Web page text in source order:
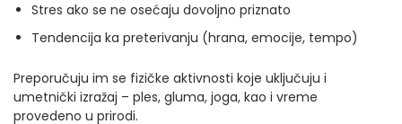
Stres ako se ne osećaju dovoljno priznato
Tendencija ka preterivanju (hrana, emocije, tempo)
Preporučuju im se fizičke aktivnosti koje uključuju i
umetnički izražaj – ples, gluma, joga, kao i vreme
provedeno u prirodi.